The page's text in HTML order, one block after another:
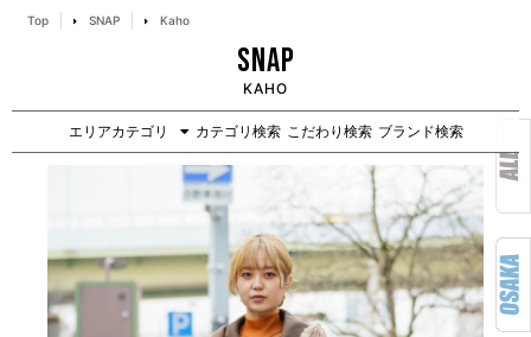
Top SNAP Kaho
SNAP
KAHO
エリアカテゴリ カテゴリ検索 こだわり検索 ブランド検索